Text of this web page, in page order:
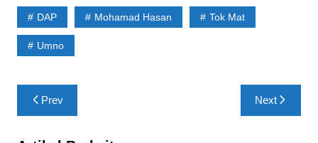
c
e
b
o
o
at
s
A
p
e ar
DAP Mohamad Hasan Tok Mat
Umno
Post
navigation
Prev Next